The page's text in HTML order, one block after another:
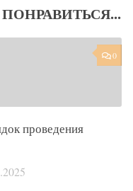
0
проведения